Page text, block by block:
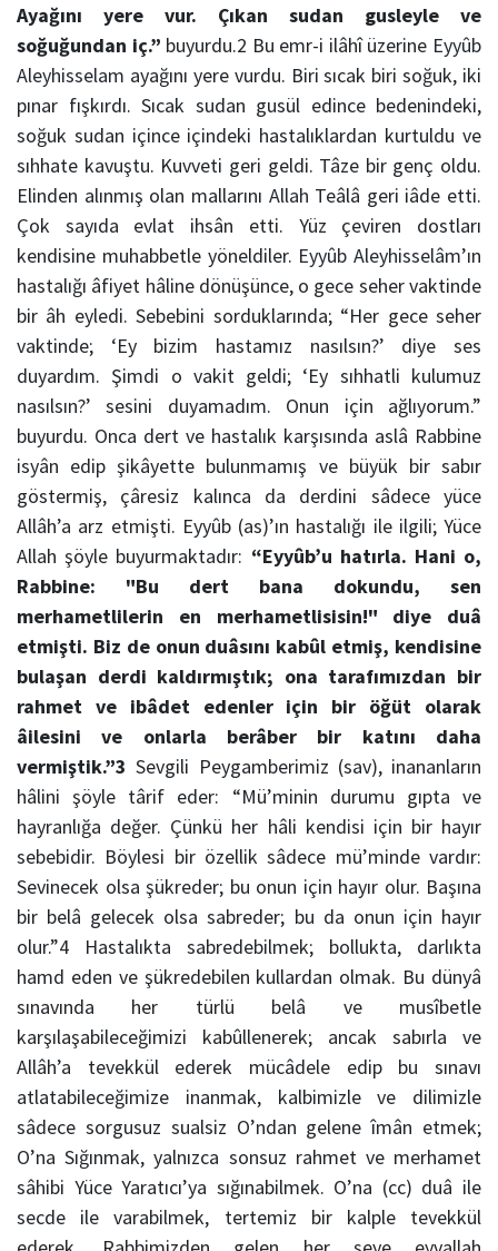
Ayağını yere vur. Çıkan sudan gusleyle ve
soğuğundan iç.” buyurdu.2 Bu emr-i ilâhî üzerine Eyyûb
Aleyhisselam ayağını yere vurdu. Biri sıcak biri soğuk, iki
pınar fışkırdı. Sıcak sudan gusül edince bedenindeki,
soğuk sudan içince içindeki hastalıklardan kurtuldu ve
sıhhate kavuştu. Kuvveti geri geldi. Tâze bir genç oldu.
Elinden alınmış olan mallarını Allah Teâlâ geri iâde etti.
Çok sayıda evlat ihsân etti. Yüz çeviren dostları
kendisine muhabbetle yöneldiler. Eyyûb Aleyhisselâm’ın
hastalığı âfiyet hâline dönüşünce, o gece seher vaktinde
bir âh eyledi. Sebebini sorduklarında; “Her gece seher
vaktinde; ‘Ey bizim hastamız nasılsın?’ diye ses
duyardım. Şimdi o vakit geldi; ‘Ey sıhhatli kulumuz
nasılsın?’ sesini duyamadım. Onun için ağlıyorum.”
buyurdu. Onca dert ve hastalık karşısında aslâ Rabbine
isyân edip şikâyette bulunmamış ve büyük bir sabır
göstermiş, çâresiz kalınca da derdini sâdece yüce
Allâh’a arz etmişti. Eyyûb (as)’ın hastalığı ile ilgili; Yüce
Allah şöyle buyurmaktadır: “Eyyûb’u hatırla. Hani o,
Rabbine: "Bu dert bana dokundu, sen
merhametlilerin en merhametlisisin!" diye duâ
etmişti. Biz de onun duâsını kabûl etmiş, kendisine
bulaşan derdi kaldırmıştık; ona tarafımızdan bir
rahmet ve ibâdet edenler için bir öğüt olarak
âilesini ve onlarla berâber bir katını daha
vermiştik.”3 Sevgili Peygamberimiz (sav), inananların
hâlini şöyle târif eder:
“Mü’minin durumu gıpta ve
hayranlığa değer. Çünkü her hâli kendisi için bir hayır
sebebidir. Böylesi bir özellik sâdece mü’minde vardır:
Sevinecek olsa şükreder; bu onun için hayır olur. Başına
bir belâ gelecek olsa sabreder; bu da onun için hayır
olur.”4
Hastalıkta sabredebilmek; bollukta, darlıkta
hamd eden ve şükredebilen kullardan olmak. Bu dünyâ
sınavında her türlü belâ ve musîbetle
karşılaşabileceğimizi kabûllenerek; ancak sabırla ve
Allâh’a tevekkül ederek mücâdele edip bu sınavı
atlatabileceğimize inanmak, kalbimizle ve dilimizle
sâdece sorgusuz sualsiz O’ndan gelene îmân etmek;
O’na Sığınmak, yalnızca sonsuz rahmet ve merhamet
sâhibi Yüce Yaratıcı’ya sığınabilmek. O’na (cc) duâ ile
secde ile varabilmek, tertemiz bir kalple tevekkül